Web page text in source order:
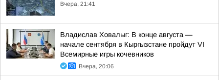
Вчера, 21:41
Владислав Ховалыг: В конце августа —
начале сентября в Кыргызстане пройдут VI
Всемирные игры кочевников
Вчера, 20:06